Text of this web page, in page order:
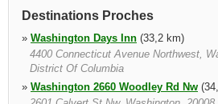
Destinations Proches
» Washington Days Inn (33,2 km)
4400 Connecticut Avenue Northwest,
District Of Columbia
» Washington 2660 Woodley Rd Nw